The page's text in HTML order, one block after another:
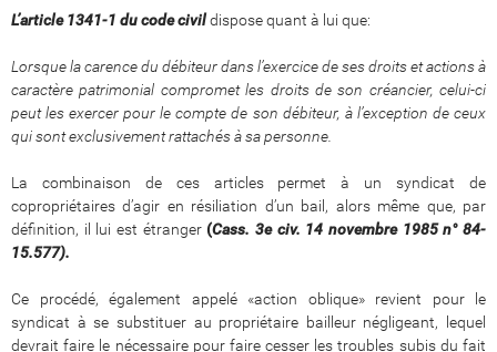
L’article 1341-1 du code civildispose quant à lui que:
Lorsque la carence du débiteur dans l’exercice de ses droits et actions à
caractère patrimonial compromet les droits de son créancier, celui-ci
peut les exercer pour le compte de son débiteur, à l’exception de ceux
qui sont exclusivement rattachés à sa personne.
La combinaison de ces articles permet à un syndicat de
copropriétaires d’agir en résiliation d’un bail, alors même que, par
définition, il lui est étranger (Cass. 3e civ. 14 novembre 1985 n°84-
15.577).
Ce procédé, également appelé «action oblique» revient pour le
syndicat à se substituer au propriétaire bailleur négligeant, lequel
devrait faire le nécessaire pour faire cesser les troubles subis du fait